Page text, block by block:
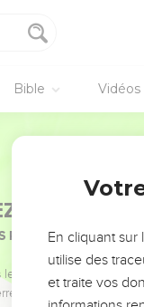
Bible Vidéos
PAS
POUVAIENT VOUS
pour leurs
et les saisons
En cliquant
utilise des
et traite vos